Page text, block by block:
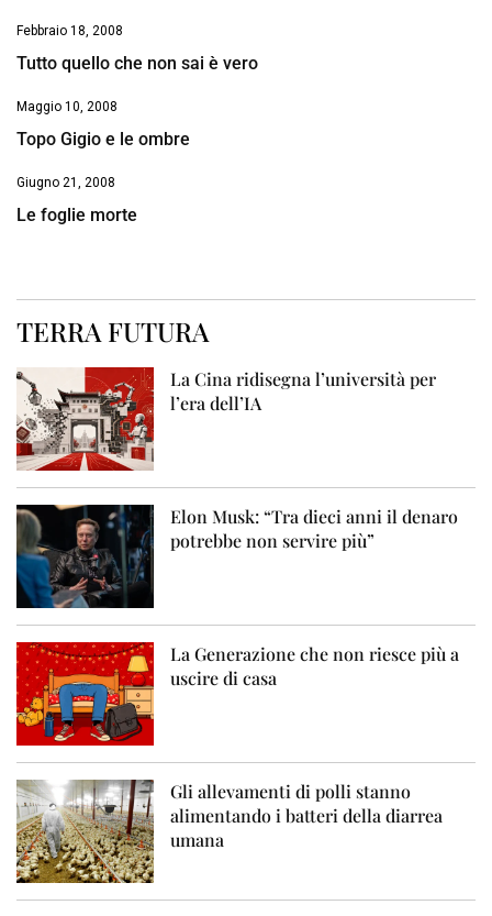
Febbraio 18, 2008
Tutto quello che non sai è vero
Maggio 10, 2008
Topo Gigio e le ombre
Giugno 21, 2008
Le foglie morte
TERRA FUTURA
La Cina ridisegna l’università per
l’era dell’IA
Elon Musk: “Tra dieci anni il denaro
potrebbe non servire più”
La Generazione che non riesce più a
uscire di casa
Gli allevamenti di polli stanno
alimentando i batteri della diarrea
umana